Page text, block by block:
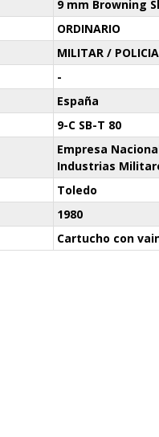
9 mm Browning
ORDINARIO
MILITAR /
-
España
9-C SB-T 80
Empresa
Industrias
Toledo
1980
Cartucho con